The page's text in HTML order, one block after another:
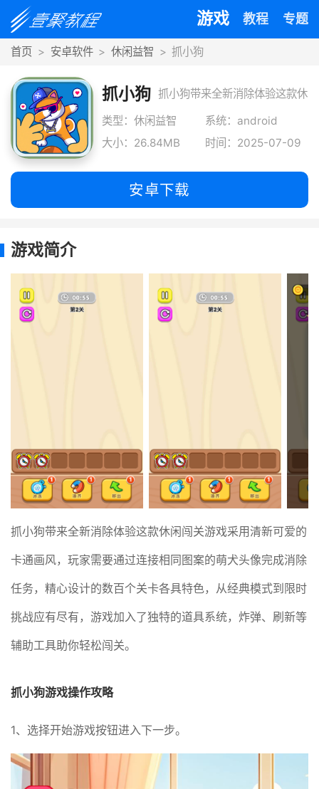
游戏 教程 专题
首页 安卓软件 休闲益智 抓小狗
抓小狗 抓小狗带来全新消除体验这款休
闲闯关游戏采用清新可爱的卡通
画风
类型：休闲益智
系统：android
大小：26.84MB
时间：2025-07-09
安卓下载
游戏简介
抓小狗带来全新消除体验这款休闲闯关游戏采用清新可爱的
卡通画风，玩家需要通过连接相同图案的萌犬头像完成消除
任务，精心设计的数百个关卡各具特色，从经典模式到限时
挑战应有尽有，游戏加入了独特的道具系统，炸弹、刷新等
辅助工具助你轻松闯关。
抓小狗游戏操作攻略
1、选择开始游戏按钮进入下一步。